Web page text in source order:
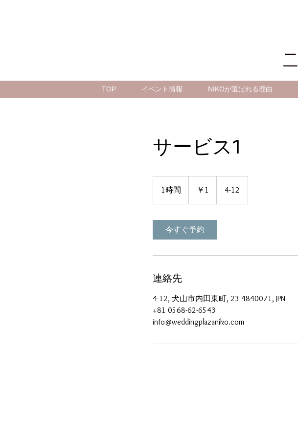
TOP イベント情報 NIKOが選ばれる理由
サービス1
1時間
時
￥1 4-12
今すぐ予約
連絡先
4-12, 犬山市内田東町, 23 4840071, JPN
+81 0568-62-6543
info@weddingplazaniko.com